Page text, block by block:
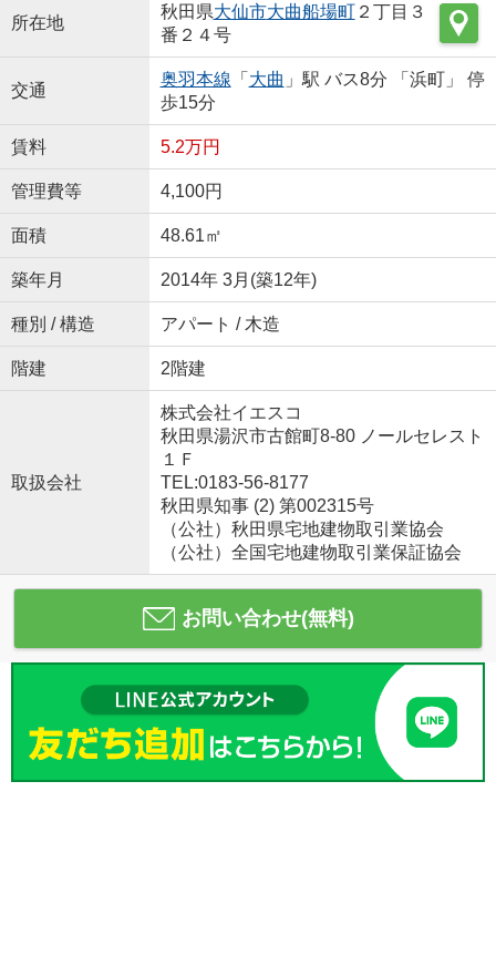
所在地
秋田県大仙市大曲船場町２丁目３
番２４号
交通
奥羽本線 「 大曲 」駅 バス8分 「浜町」 停
歩15分
賃料 5.2万円
管理費等 4,100円
面積 48.61㎡
築年月 2014年 3月(築12年)
種別 / 構造 アパート / 木造
階建 2階建
取扱会社
株式会社イエスコ
秋田県湯沢市古館町8-80 ノールセレスト
１Ｆ
TEL:0183-56-8177
秋田県知事 (2) 第002315号
（公社）秋田県宅地建物取引業協会
（公社）全国宅地建物取引業保証協会
お問い合わせ(無料)